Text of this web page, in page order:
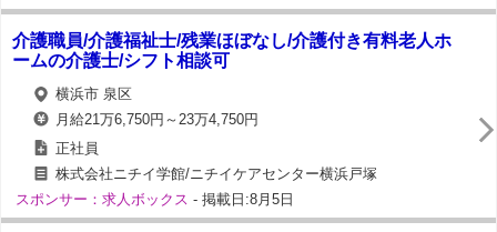
介護職員/介護福祉士/残業ほぼなし/介護付き有料老人ホ
ームの介護士/シフト相談可
横浜市 泉区
月給21万6,750円～23万4,750円
正社員
株式会社ニチイ学館/ニチイケアセンター横浜戸塚
スポンサー：求人ボックス - 掲載日:8月5日